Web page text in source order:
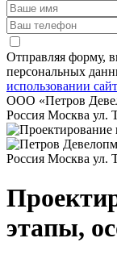
Отправляя форму,
персональных
использовании
ООО «Петров
Россия Москва ул.
Россия Москва ул.
этапы,